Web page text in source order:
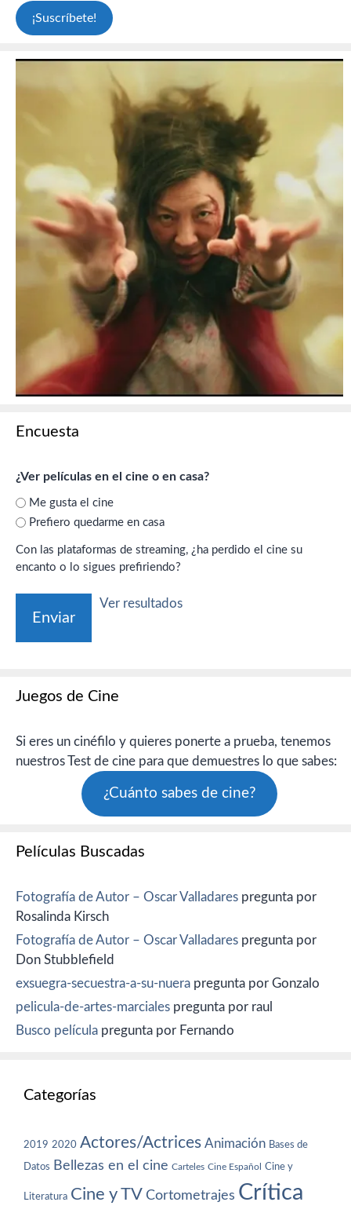
Encuesta
¿Ver películas en el cine o en casa?
Me gusta el cine
Prefiero quedarme en casa
Con las plataformas de streaming, ¿ha perdido el cine su
encanto o lo sigues prefiriendo?
Ver resultados
Juegos de Cine
Si eres un cinéfilo y quieres ponerte a prueba, tenemos
nuestros Test de cine para que demuestres lo que sabes:
¿Cuánto sabes de cine?
Películas Buscadas
Fotografía de Autor – Oscar Valladares pregunta por
Rosalinda Kirsch
Fotografía de Autor – Oscar Valladares pregunta por
Don Stubblefield
exsuegra-secuestra-a-su-nuera pregunta por Gonzalo
pelicula-de-artes-marciales pregunta por raul
Busco película pregunta por Fernando
Categorías
2019 2020 Actores/Actrices Animación Bases de
Datos Bellezas en el cine Carteles Cine Español Cine y
Literatura Cine y TV Cortometrajes Crítica